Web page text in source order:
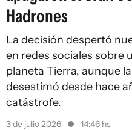
Hadrones
La decisión despertó
en redes sociales sobre
planeta Tierra, aunque
desestimó desde hace
catástrofe.
3 de julio 2026 14:46 hs